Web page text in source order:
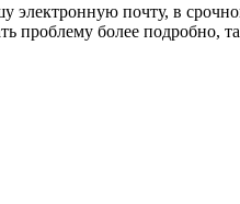
электронную почту, в
более подробно,